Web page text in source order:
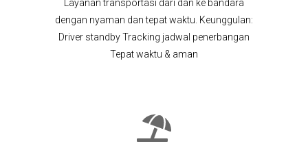
Layanan transportasi dari dan ke bandara
dengan nyaman dan tepat waktu. Keunggulan:
Driver standby Tracking jadwal penerbangan
Tepat waktu & aman